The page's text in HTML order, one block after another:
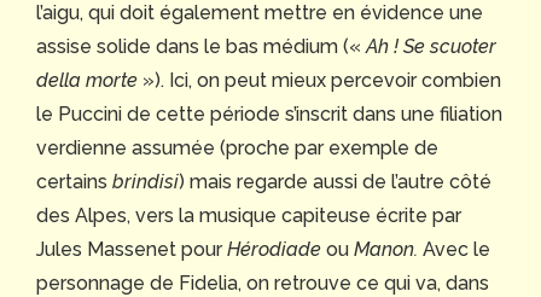
l’aigu, qui doit également mettre en évidence une
assise solide dans le bas médium («Ah ! Se scuoter
della morte »). Ici, on peut mieux percevoir combien
le Puccini de cette période s’inscrit dans une filiation
verdienne assumée (proche par exemple de
certains brindisi) mais regarde aussi de l’autre côté
des Alpes, vers la musique capiteuse écrite par
Jules Massenet pourHérodiade ou Manon. Avec le
personnage de Fidelia, on retrouve ce qui va, dans